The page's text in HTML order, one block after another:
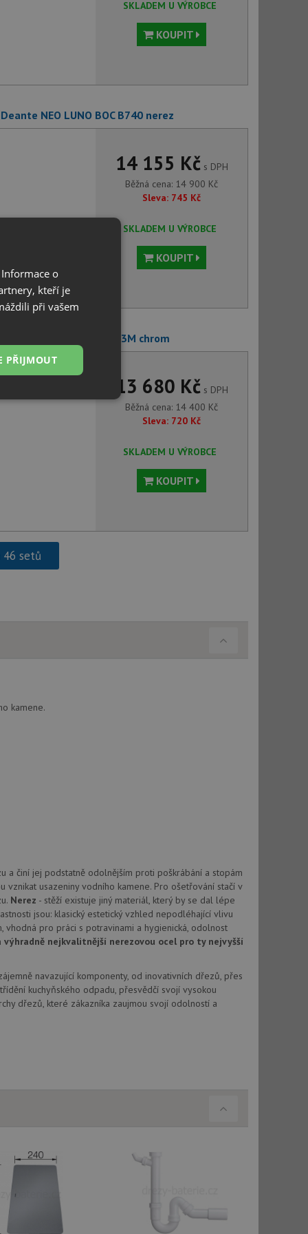
SKLADEM U VÝROBCE
KOUPIT
NEO LUNO BOC B740 nerez
14 155 Kčs DPH
Běžná cena: 14 900 Kč
Sleva: 745 Kč
SKLADEM U VÝROBCE
KOUPIT
Deante ALPINIA BGA 063M chrom
13 680 Kčs DPH
Běžná cena: 14 400 Kč
Sleva: 720 Kč
SKLADEM U VÝROBCE
KOUPIT
46 setů
kamene.
činí jej podstatně odolnějším proti poškrábání a stopám
usazeniny vodního kamene. Pro ošetřování stačí v
Nerez - stěží existuje jiný materiál, který by se dal lépe
jsou: klasický estetický vzhled nepodléhající vlivu
pro práci s potravinami a hygienická, odolnost
výhradně nejkvalitnější nerezovou ocel pro ty nejvyšší
navazující komponenty, od inovativních dřezů, přes
kuchyňského odpadu, přesvědčí svojí vysokou
dřezů, které zákazníka zaujmou svojí odolností a
o
kteří je
při vašem
PŘIJMOUT
Nezařazené
účtu. Webové
- což je
Tento soubor
náhodně
požadavku
a
relace.
uživatele a
Zaznamenává
ochrany
že jejich
koncový uživatel
ale pokud je
zda prohlížeč
a
sledování
vložená do
používá novou